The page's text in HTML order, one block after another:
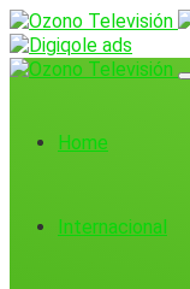
Home
Internacional